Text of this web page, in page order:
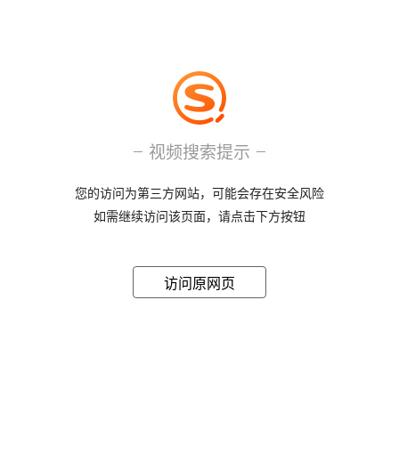
视频搜索提示
您的访问为第三方网站，可能会存在安全风险
如需继续访问该页面，请点击下方按钮
访问原网页